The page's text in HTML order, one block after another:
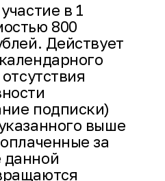
в 1
800
Действует
подписки)
выше
за
данной